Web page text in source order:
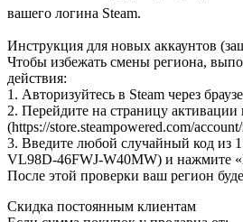
вашего логина Steam.
Инструкция для новых аккаунтов
Чтобы избежать смены региона,
действия:
1. Авторизуйтесь в Steam через
2. Перейдите на страницу активации
(https://store.steampowered.com/
3. Введите любой случайный код из
VL98D-46FWJ-W40MW) и нажмите
После этой проверки ваш регион
Скидка постоянным клиентам